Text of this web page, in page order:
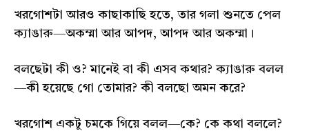
খরগোশটা আরও কাছাকাছি হতে, তার গলা শুনতে পেল
ক্যাঙারু—অকম্মা আর আপদ, আপদ আর অকম্মা।
বলছেটা কী ও? মানেই বা কী এসব কথার? ক্যাঙারু বলল
—কী হয়েছে গো তোমার? কী বলছো অমন করে?
খরগোশ একটু চমকে গিয়ে বলল—কে? কে কথা বললে?